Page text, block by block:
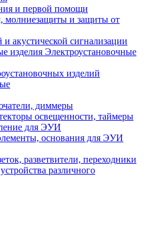
и первой помощи
молниезащиты и защиты от
и акустической сигнализации
Электроустановочные
изделий
диммеры
освещенности, таймеры
для ЭУИ
основания для ЭУИ
разветвители, переходники
различного